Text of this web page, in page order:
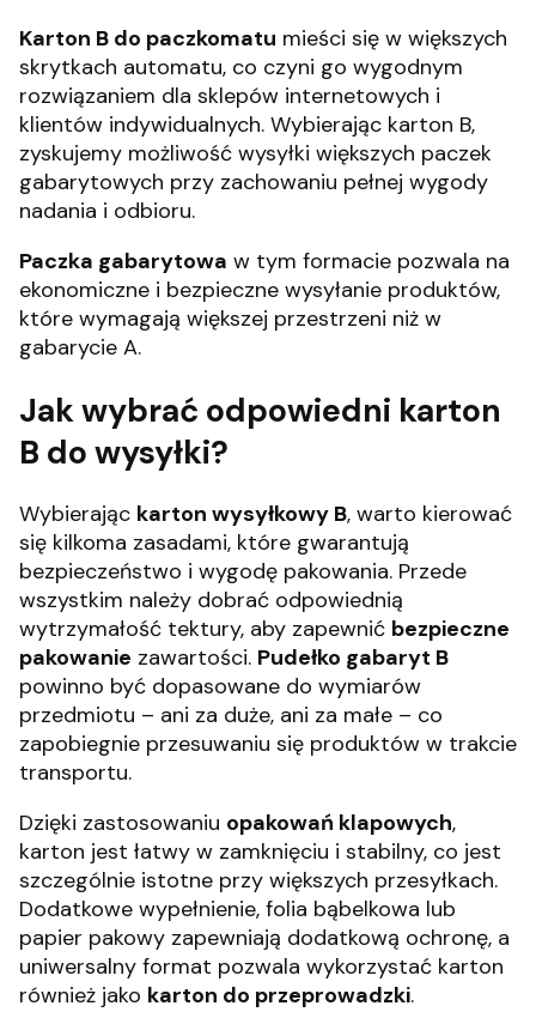
Karton B do paczkomatu mieści się w większych
skrytkach automatu, co czyni go wygodnym
rozwiązaniem dla sklepów internetowych i
klientów indywidualnych. Wybierając karton B,
zyskujemy możliwość wysyłki większych paczek
gabarytowych przy zachowaniu pełnej wygody
nadania i odbioru.
Paczka gabarytowa w tym formacie pozwala na
ekonomiczne i bezpieczne wysyłanie produktów,
które wymagają większej przestrzeni niż w
gabarycie A.
Jak wybrać odpowiedni karton
B do wysyłki?
Wybierając karton wysyłkowy B, warto kierować
się kilkoma zasadami, które gwarantują
bezpieczeństwo i wygodę pakowania. Przede
wszystkim należy dobrać odpowiednią
wytrzymałość tektury, aby zapewnić bezpieczne
pakowanie zawartości. Pudełko gabaryt B
powinno być dopasowane do wymiarów
przedmiotu – ani za duże, ani za małe – co
zapobiegnie przesuwaniu się produktów w trakcie
transportu.
Dzięki zastosowaniu opakowań klapowych,
karton jest łatwy w zamknięciu i stabilny, co jest
szczególnie istotne przy większych przesyłkach.
Dodatkowe wypełnienie, folia bąbelkowa lub
papier pakowy zapewniają dodatkową ochronę, a
uniwersalny format pozwala wykorzystać karton
również jako karton do przeprowadzki.